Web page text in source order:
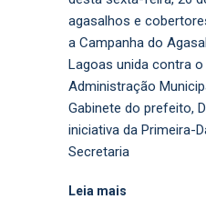
agasalhos e
a Campanha do
Lagoas unida contra
Administração
Gabinete do prefeito,
iniciativa da Primeira-
Secretaria
Leia mais